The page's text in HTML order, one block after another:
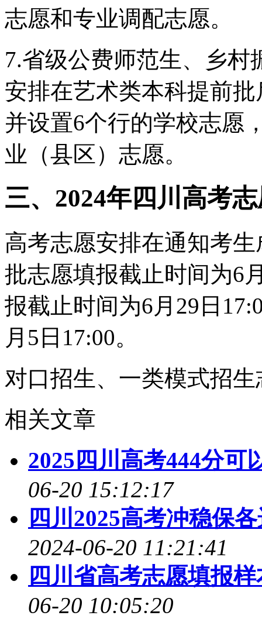
志愿和专业调配志愿。
7.省级公费师范生、乡
安排在艺术类本科提前
并设置6个行的学校志愿
业（县区）志愿。
三、2024年四川高考
高考志愿安排在通知考
批志愿填报截止时间为6
报截止时间为6月29日
月5日17:00。
对口招生、一类模式招
相关文章
2025四川高考444分可
06-20 15:12:17
四川2025高考冲稳保
2024-06-20 11:21:41
四川省高考志愿填报
06-20 10:05:20